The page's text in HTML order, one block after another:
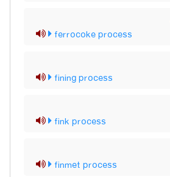
ferrocoke process
fining process
fink process
finmet process